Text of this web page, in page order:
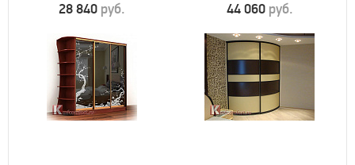
28 840 руб. 44 060 руб.